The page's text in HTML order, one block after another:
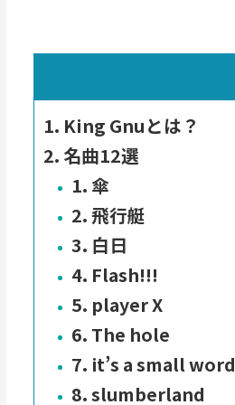
King Gnuとは？
名曲12選
1. 傘
2. 飛行艇
3. 白日
4. Flash!!!
5. player X
6. The hole
7. it’s a small word
8. slumberland